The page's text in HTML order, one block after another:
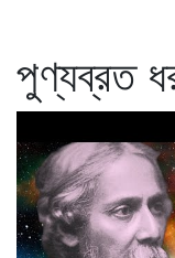
পুণ্যব্রত